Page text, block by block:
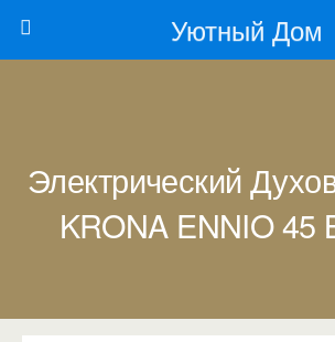
Уютный Дом
Электрический
KRONA ENNIO 45